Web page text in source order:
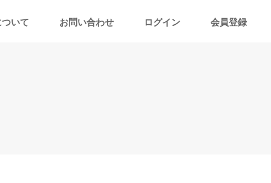
いて お問い合わせ ログイン 会員登録